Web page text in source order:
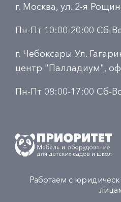
г. Москва, ул. 2-я
Пн-Пт 10:00-20:00 Сб-
г. Чебоксары Ул.
центр "Палладиум",
Пн-Пт 08:00-17:00 Сб-
Работаем с